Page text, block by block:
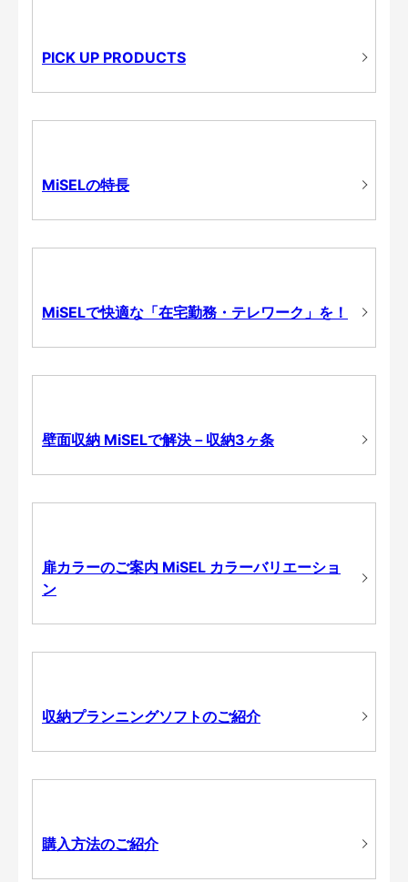
PICK UP PRODUCTS
MiSELの特長
MiSELで快適な「在宅勤務・テレワーク」を！
壁面収納 MiSELで解決－収納3ヶ条
扉カラーのご案内 MiSEL カラーバリエーショ
ン
収納プランニングソフトのご紹介
購入方法のご紹介